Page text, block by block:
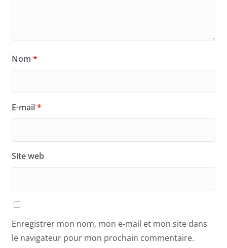
Nom *
E-mail*
Site web
Enregistrer mon nom, mon e-mail et mon site dans
le navigateur pour mon prochain commentaire.